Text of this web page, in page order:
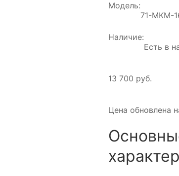
Модель:
71-МКМ-
Наличие:
Есть в
13 700 руб.
Цена обновлена